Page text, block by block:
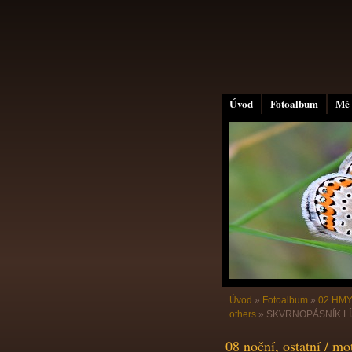
Úvod Fotoalbum
Úvod » Fotoalbum » 02
others » SKVRNOPÁSNÍK
08 noční, ostatní /